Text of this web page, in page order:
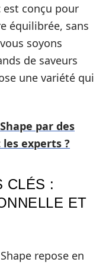
est conçu pour
équilibrée, sans
soyons
de saveurs
une variété qui
par des
experts ?
CLÉS :
ET
repose en